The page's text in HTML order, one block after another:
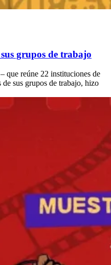
grupos de trabajo
que reúne 22 instituciones de
de sus grupos de trabajo, hizo